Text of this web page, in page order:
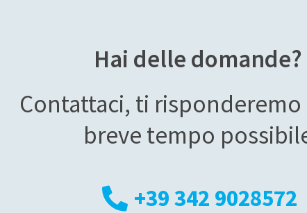
Hai delle domande?
Contattaci, ti
breve tempo
+39 342 9028572